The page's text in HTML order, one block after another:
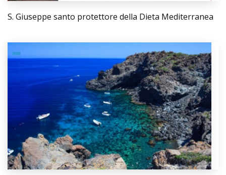
S. Giuseppe santo protettore della Dieta Mediterranea